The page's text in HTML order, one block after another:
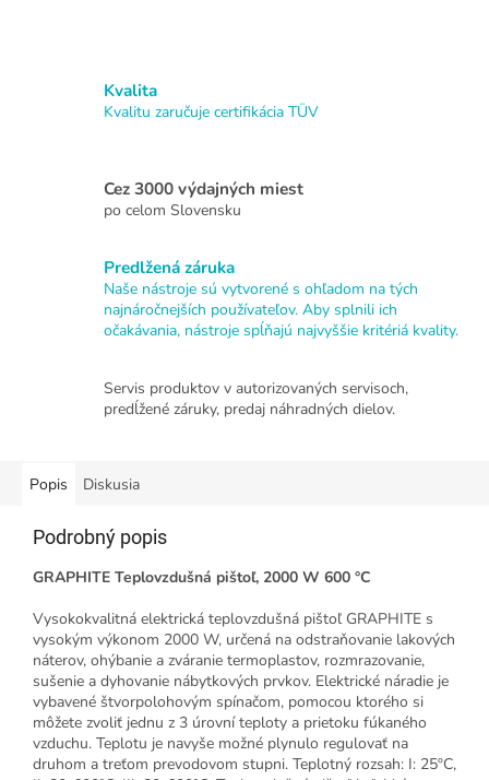
Kvalita
Kvalitu zaručuje certifikácia TÜV
Cez 3000 výdajných miest
po celom Slovensku
Predlžená záruka
Naše nástroje sú vytvorené s ohľadom na tých
najnáročnejších používateľov. Aby splnili ich
očakávania, nástroje spĺňajú najvyššie kritériá kvality.
Servis produktov v autorizovaných servisoch,
predĺžené záruky, predaj náhradných dielov.
Popis Diskusia
Podrobný popis
GRAPHITE Teplovzdušná pištoľ, 2000 W 600 °C
Vysokokvalitná elektrická teplovzdušná pištoľ GRAPHITE s
vysokým výkonom 2000 W, určená na odstraňovanie lakových
náterov, ohýbanie a zváranie termoplastov, rozmrazovanie,
sušenie a dyhovanie nábytkových prvkov. Elektrické náradie je
vybavené štvorpolohovým spínačom, pomocou ktorého si
môžete zvoliť jednu z 3 úrovní teploty a prietoku fúkaného
vzduchu. Teplotu je navyše možné plynulo regulovať na
druhom a treťom prevodovom stupni. Teplotný rozsah: I: 25ºC,